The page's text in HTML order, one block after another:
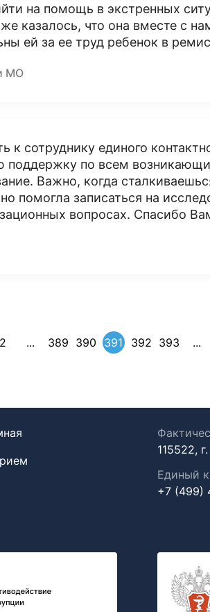
на помощь в экстренных
казалось, что она вместе с
ей за ее труд ребенок в
МО
к сотруднику единого
поддержку по всем
Важно, когда
помогла записаться на
вопросах. Спасибо
2 ... 389 390 391 392 393 ...
115522,
Единый
+7 (499)